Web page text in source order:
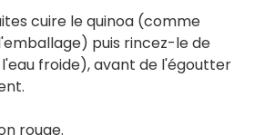
cuire le quinoa (comme
puis rincez-le de
froide), avant de l'égoutter
rouge.